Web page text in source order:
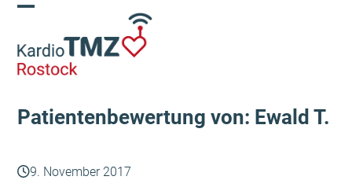
Skip
content
mobile
menu
mobile
menu
Patientenbewertung von: Ewald T.
9. November 2017